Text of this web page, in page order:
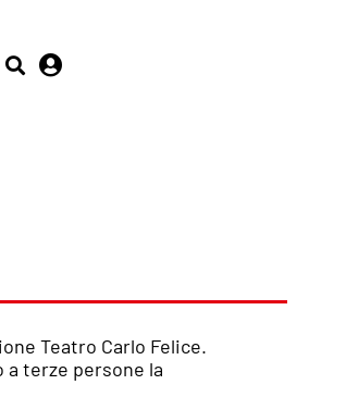
Teatro Carlo Felice.
terze persone la